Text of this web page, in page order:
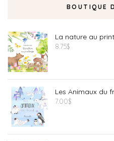
BOUTIQUE
La nature au
8.75$
Les Animaux du
7.00$